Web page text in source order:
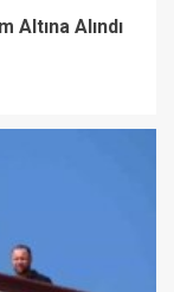
Altına Alındı